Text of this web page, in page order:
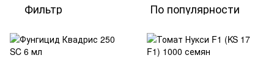
Фильтр По популярности